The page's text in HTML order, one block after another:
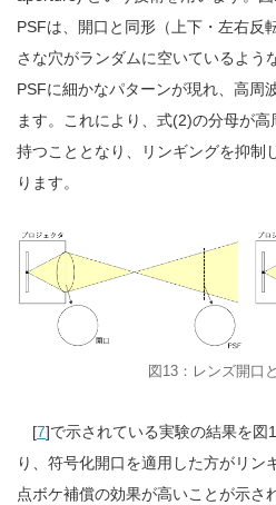
PSFは、開口と同形（上下・左右反
さな穴がランダムに空いているよう
PSFに細かなパターンが現れ、高周
ます。これにより、式(2)の分母が
持つこととなり、リンギングを抑制
ります。
図13：レンズ開口
[7]で示されている実験の結果を図
り、符号化開口を適用した方がリン
点ボケ補償の効果が高いことが示さ